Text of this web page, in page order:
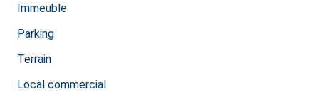
Immeuble
Parking
Terrain
Local commercial